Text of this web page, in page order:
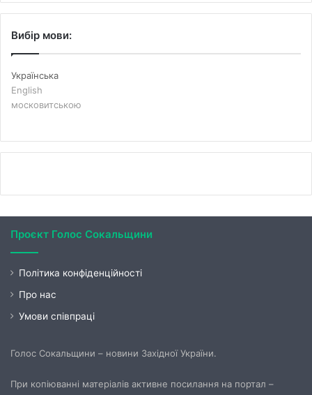
Вибір мови:
Українська
English
московитською
Проєкт Голос Сокальщини
Політика конфіденційності
Про нас
Умови співпраці
Голос Сокальщини – новини Західної України.
При копіюванні матеріалів активне посилання на портал –